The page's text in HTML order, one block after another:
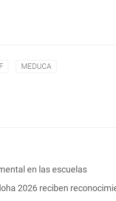
MEDUCA
en las escuelas
2026 reciben